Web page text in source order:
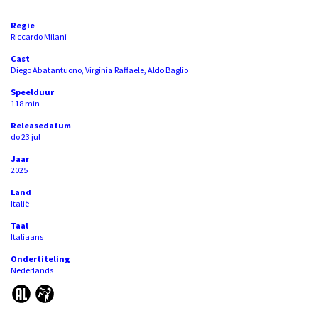
Regie
Riccardo Milani
Cast
Diego Abatantuono, Virginia Raffaele, Aldo Baglio
Speelduur
118 min
Releasedatum
do 23 jul
Jaar
2025
Land
Italië
Taal
Italiaans
Ondertiteling
Nederlands